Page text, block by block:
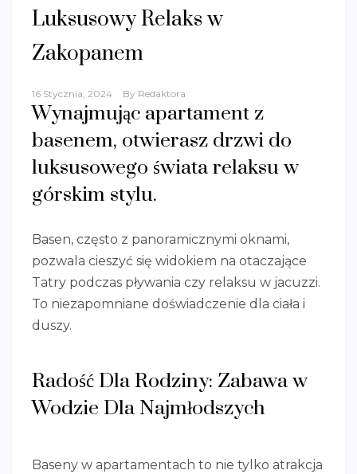
Luksusowy Relaks w
Zakopanem
16 Stycznia, 2024 By Redaktora
Wynajmując apartament z
basenem, otwierasz drzwi do
luksusowego świata relaksu w
górskim stylu.
Basen, często z panoramicznymi oknami,
pozwala cieszyć się widokiem na otaczające
Tatry podczas pływania czy relaksu w jacuzzi.
To niezapomniane doświadczenie dla ciała i
duszy.
Radość Dla Rodziny: Zabawa w
Wodzie Dla Najmłodszych
Baseny w apartamentach to nie tylko atrakcja